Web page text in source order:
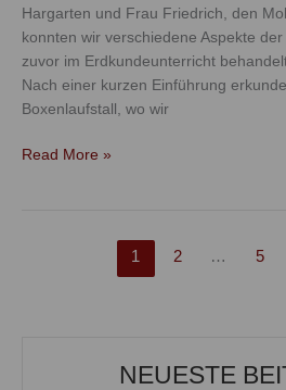
Hargarten und Frau Friedrich, den
konnten wir verschiedene Aspekte
zuvor im Erdkundeunterricht
Nach einer kurzen Einführung
Boxenlaufstall, wo wir
Read More »
1 2 … 5
NEUESTE